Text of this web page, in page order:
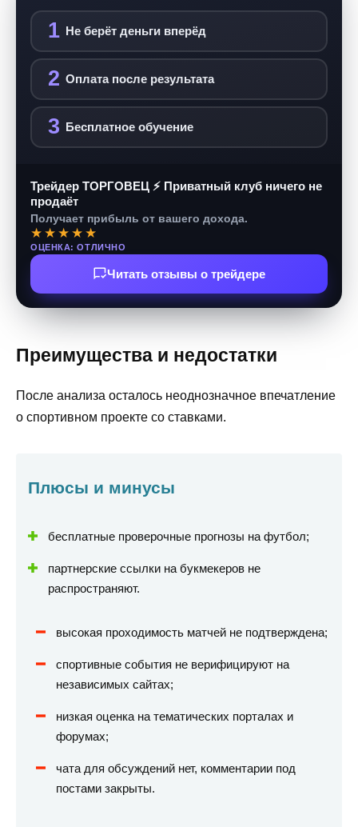
1 Не берёт деньги вперёд
2 Оплата после результата
3 Бесплатное обучение
Трейдер ТОРГОВЕЦ ⚡ Приватный клуб ничего не
продаёт
Получает прибыль от вашего дохода.
★★★★★
ОЦЕНКА: ОТЛИЧНО
Читать отзывы о трейдере
Преимущества и недостатки
После анализа осталось неоднозначное впечатление
о спортивном проекте со ставками.
Плюсы и минусы
бесплатные проверочные прогнозы на футбол;
партнерские ссылки на букмекеров не
распространяют.
высокая проходимость матчей не подтверждена;
спортивные события не верифицируют на
независимых сайтах;
низкая оценка на тематических порталах и
форумах;
чата для обсуждений нет, комментарии под
постами закрыты.